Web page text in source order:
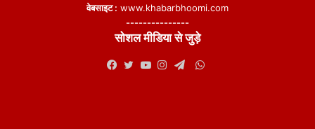
वेबसाइट : www.khabarbhoomi.com
---------------
सोशल मीडिया से जुड़े
WhatsApp